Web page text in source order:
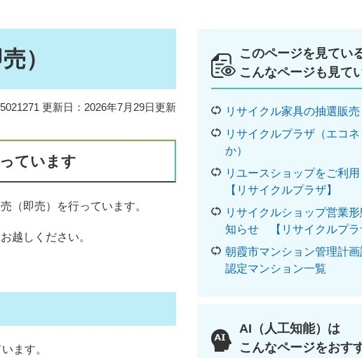
）
更新日：2026年7月29日更新
ています
（即売）を行っています。
越しください。
ます。
このページを見てい
こんなページも見て
リサイクル家具の抽選販売
リサイクルプラザ（エコネ
か）
リユースショップをご利
【リサイクルプラザ】
リサイクルショップ営業
知らせ 【リサイクルプラ
朝霞市マンション管理計
認定マンション一覧
AI（人工知能）は
こんなページをおす